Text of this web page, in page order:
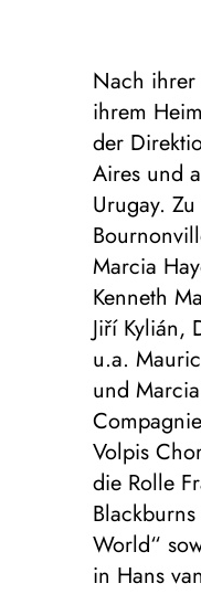
Nach ihrer
ihrem
der
Aires und
Urugay.
Marcia
Kenneth
Jiří Kylián,
u.a.
und
Volpis
die Rolle
World“
in Hans